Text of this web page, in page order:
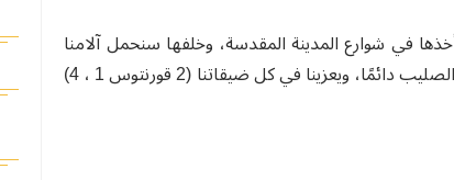
الأيام سنأخذها في شوارع المدينة المقدسة، وخلفها سنحمل آلامنا
وتضحياتنا، ورغبتنا في عيش وتحقيق حب المسيح مرة أخرى. عسى أن يرافقنا هذا الصليب دائمًا، ويعزينا في كل ضيقاتنا (2 قورنتوس 1 ، 4)